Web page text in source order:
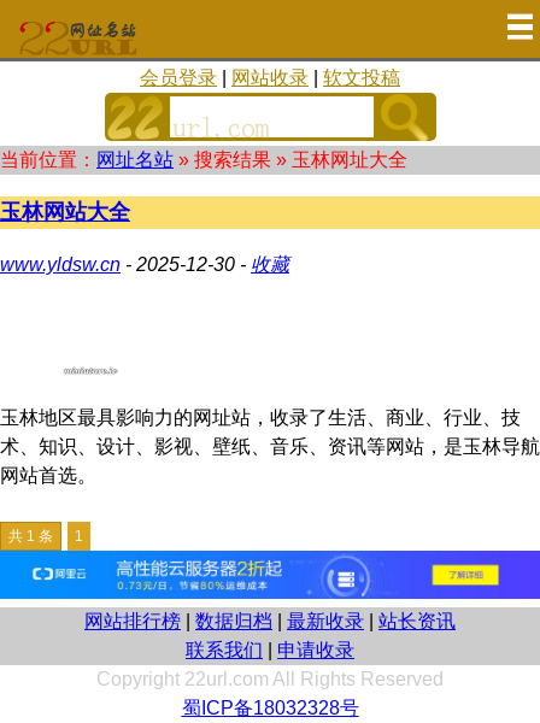
会员登录 网站收录 软文投稿
当前位置： 网址名站 » 搜索结果 » 玉林网址大全
玉林网站大全
www.yldsw.cn - 2025-12-30 - 收藏
玉林地区最具影响力的网址站，收录了生活、商业、行业、技
术、知识、设计、影视、壁纸、音乐、资讯等网站，是玉林导航
网站首选。
共 1 条 1
网站排行榜 数据归档 最新收录
站长资讯
联系我们
申请收录
Copyright 22url.com All Rights Reserved
蜀ICP备18032328号